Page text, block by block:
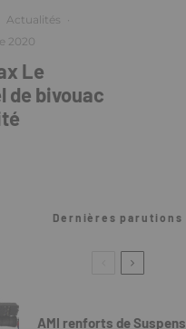
Actualités ·
2020
Le
de bivouac
Dernières parutions
AMI renforts de